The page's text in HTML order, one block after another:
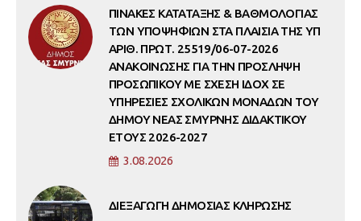
ΠΙΝΑΚΕΣ ΚΑΤΑΤΑΞΗΣ & ΒΑΘΜΟΛΟΓΙΑΣ
ΤΩΝ ΥΠΟΨΗΦΙΩΝ ΣΤΑ ΠΛΑΙΣΙΑ ΤΗΣ ΥΠ
ΑΡΙΘ. ΠΡΩΤ. 25519/06-07-2026
ΑΝΑΚΟΙΝΩΣΗΣ ΓΙΑ ΤΗΝ ΠΡΟΣΛΗΨΗ
ΠΡΟΣΩΠΙΚΟΥ ΜΕ ΣΧΕΣΗ ΙΔΟΧ ΣΕ
ΥΠΗΡΕΣΙΕΣ ΣΧΟΛΙΚΩΝ ΜΟΝΑΔΩΝ ΤΟΥ
ΔΗΜΟΥ ΝΕΑΣ ΣΜΥΡΝΗΣ ΔΙΔΑΚΤΙΚΟΥ
ΕΤΟΥΣ 2026-2027
3.08.2026
ΔΙΕΞΑΓΩΓΗ ΔΗΜΟΣΙΑΣ ΚΛΗΡΩΣΗΣ